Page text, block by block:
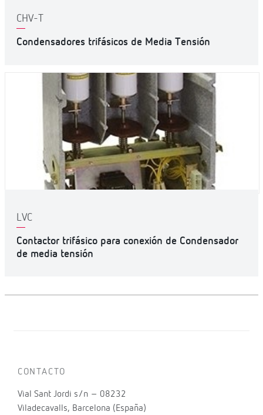
CHV-T
Condensadores trifásicos de Media Tensión
LVC
Contactor trifásico para conexión de Condensador
de media tensión
CONTACTO
Vial Sant Jordi s/n – 08232
Viladecavalls, Barcelona (España)